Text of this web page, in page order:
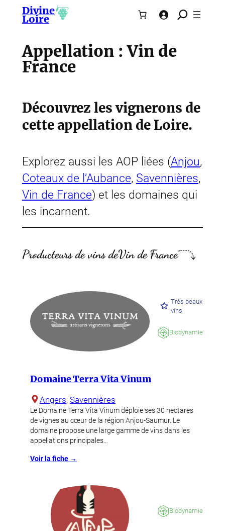
Divine
Loire
Appellation :Vin de
France
Découvrez les vignerons de
cette appellation de Loire.
Explorez aussi les AOP liées (Anjou
Coteaux de l’Aubance, Savennières
Vin de France) et les domaines qui
les incarnent.
Producteurs de vins deVin de France
Très beaux
vins
Biodynamie
Domaine Terra Vita Vinum
Angers, Savennières
Le Domaine Terra Vita Vinum déploie ses 30 hectares
de vignes au cœur de la région Anjou-Saumur. Le
domaine propose une large gamme de vins dans les
appellations principales…
Voir la fiche →
Biodynamie